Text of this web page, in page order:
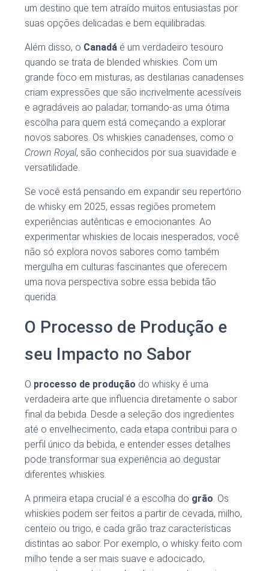
um destino que tem atraído muitos entusiastas por
suas opções delicadas e bem equilibradas.
Além disso, o Canadá é um verdadeiro tesouro
quando se trata de blended whiskies. Com um
grande foco em misturas, as destilarias canadenses
criam expressões que são incrivelmente acessíveis
e agradáveis ao paladar, tornando-as uma ótima
escolha para quem está começando a explorar
novos sabores. Os whiskies canadenses, como o
Crown Royal, são conhecidos por sua suavidade e
versatilidade.
Se você está pensando em expandir seu repertório
de whisky em 2025, essas regiões prometem
experiências autênticas e emocionantes. Ao
experimentar whiskies de locais inesperados, você
não só explora novos sabores como também
mergulha em culturas fascinantes que oferecem
uma nova perspectiva sobre essa bebida tão
querida.
O Processo de Produção e
seu Impacto no Sabor
O processo de produção do whisky é uma
verdadeira arte que influencia diretamente o sabor
final da bebida. Desde a seleção dos ingredientes
até o envelhecimento, cada etapa contribui para o
perfil único da bebida, e entender esses detalhes
pode transformar sua experiência ao degustar
diferentes whiskies.
A primeira etapa crucial é a escolha do grão. Os
whiskies podem ser feitos a partir de cevada, milho,
centeio ou trigo, e cada grão traz características
distintas ao sabor. Por exemplo, o whisky feito com
milho tende a ser mais suave e adocicado,